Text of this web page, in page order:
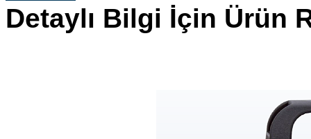
Detaylı Bilgi İçin Ürün